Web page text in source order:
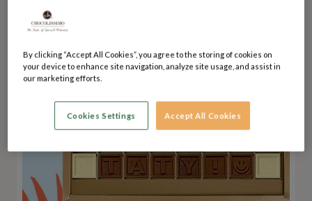
KROK 2 z 3:
By clicking “Accept All Cookies”, you agree to the storing of cookies on
your device to enhance site navigation, analyze site usage, and assist in
our marketing efforts.
Cookies Settings Accept All Cookies